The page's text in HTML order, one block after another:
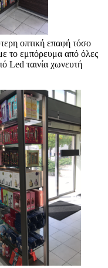
οπτική επαφή τόσο
το εμπόρευμα από όλες
Led ταινία χωνευτή